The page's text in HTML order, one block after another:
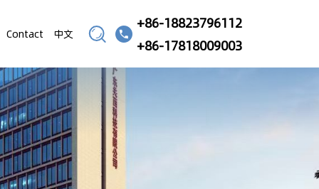
Contact 中文
+86-18823796112
+86-17818009003